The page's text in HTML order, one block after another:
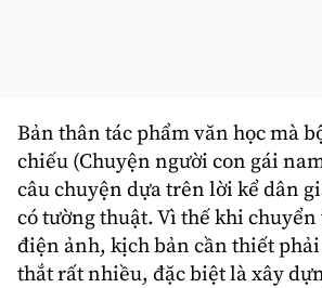
Bản thân tác phẩm văn học mà
chiếu (Chuyện người con gái
câu chuyện dựa trên lời kể dân
có tường thuật. Vì thế khi chuyển
điện ảnh, kịch bản cần thiết
thắt rất nhiều, đặc biệt là xây